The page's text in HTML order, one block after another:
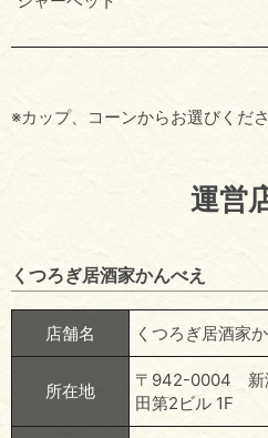
※カップ、コーンからお選びくださ
運営
くつろぎ居酒家かんべえ
店舗名 くつろぎ居酒家
所在地
〒942-0004 新
田第2ビル 1F